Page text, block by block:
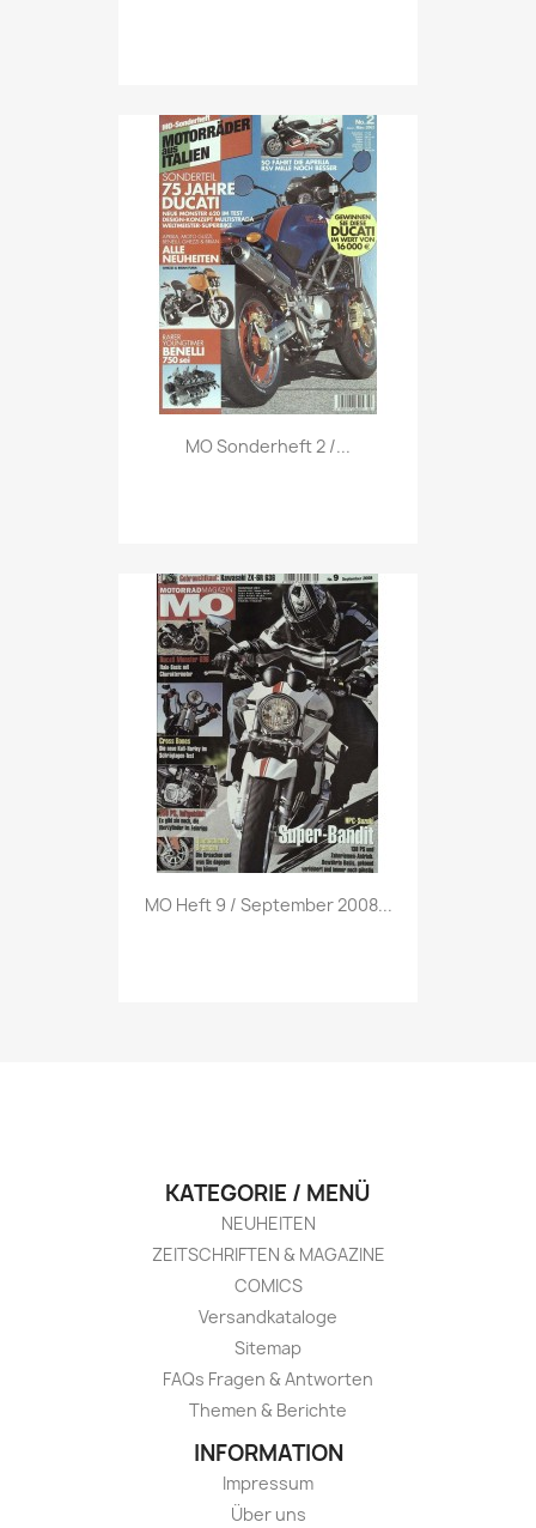
Vorschau
MO Sonderheft 2 /...
 Vorschau
MO Heft 9 / September 2008...
KATEGORIE / MENÜ
NEUHEITEN
ZEITSCHRIFTEN & MAGAZINE
COMICS
Versandkataloge
Sitemap
FAQs Fragen & Antworten
Themen & Berichte
INFORMATION
Impressum
Über uns